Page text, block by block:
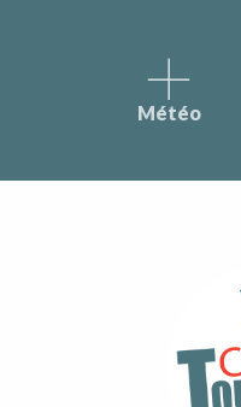
Météo